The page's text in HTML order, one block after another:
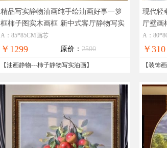
精品写实静物油画纯手绘油画好事一箩
框柿子图实木画框 新中式客厅静物写实
油画柿子图
A：85*85CM画芯
￥1299 原价： 2500
【油画静物---柿子静物写实油画】
现代轻
厅壁画
画 简约
A：
￥310
【装饰画